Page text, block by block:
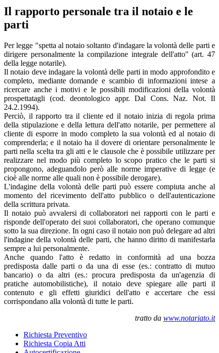
Il rapporto personale tra il notaio e le
parti
Per legge "spetta al notaio soltanto d'indagare la volontà delle parti e
dirigere personalmente la compilazione integrale dell'atto" (art. 47
della legge notarile).
Il notaio deve indagare la volontà delle parti in modo approfondito e
completo, mediante domande e scambio di informazioni intese a
ricercare anche i motivi e le possibili modificazioni della volontà
prospettatagli (cod. deontologico appr. Dal Cons. Naz. Not. Il
24.2.1994).
Perciò, il rapporto tra il cliente ed il notaio inizia di regola prima
della stipulazione e della lettura dell'atto notarile, per permettere al
cliente di esporre in modo completo la sua volontà ed al notaio di
comprenderla; e il notaio ha il dovere di orientare personalmente le
parti nella scelta tra gli atti e le clausole che è possibile utilizzare per
realizzare nel modo più completo lo scopo pratico che le parti si
propongono, adeguandolo però alle norme imperative di legge (e
cioè alle norme alle quali non è possibile derogare).
L'indagine della volontà delle parti può essere compiuta anche al
momento del ricevimento dell'atto pubblico o dell'autenticazione
della scrittura privata.
Il notaio può avvalersi di collaboratori nei rapporti con le parti e
risponde dell'operato dei suoi collaboratori, che operano comunque
sotto la sua direzione. In ogni caso il notaio non può delegare ad altri
l'indagine della volontà delle parti, che hanno diritto di manifestarla
sempre a lui personalmente.
Anche quando l'atto è redatto in conformità ad una bozza
predisposta dalle parti o da una di esse (es.: contratto di mutuo
bancario) o da altri (es.: procura predisposta da un'agenzia di
pratiche automobilistiche), il notaio deve spiegare alle parti il
contenuto e gli effetti giuridici dell'atto e accertare che essi
corrispondano alla volontà di tutte le parti.
tratto da www.notariato.it
Richiesta Preventivo
Richiesta Copia Atti